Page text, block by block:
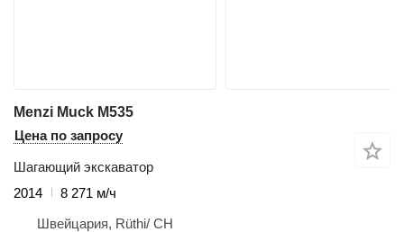
Menzi Muck M535
Цена по запросу
Шагающий экскаватор
2014
8 271 м/ч
Швейцария, Rüthi/ CH